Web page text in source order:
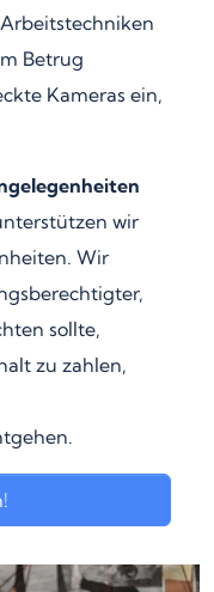
Betrug
Kameras ein,
wir
Wir
sollte,
zu zahlen,